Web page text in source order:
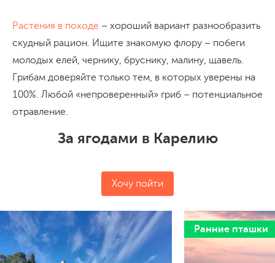
Растения в походе – хороший вариант разнообразить
скудный рацион. Ищите знакомую флору – побеги
молодых елей, чернику, бруснику, малину, щавель.
Грибам доверяйте только тем, в которых уверены на
100%. Любой «непроверенный» гриб – потенциальное
отравление.
За ягодами в Карелию
Хочу пойти
Ранние пташки